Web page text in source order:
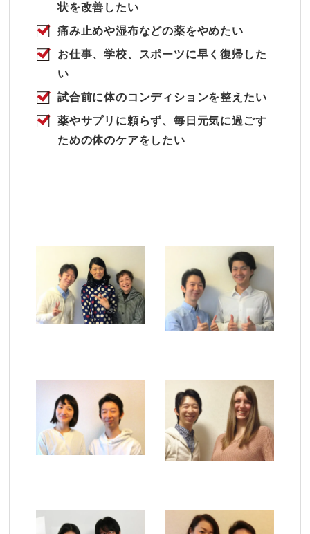
状を改善したい
痛み止めや湿布などの薬をやめたい
お仕事、学校、スポーツに早く復帰した
い
試合前に体のコンディションを整えたい
薬やサプリに頼らず、毎日元気に過ごす
ための体のケアをしたい